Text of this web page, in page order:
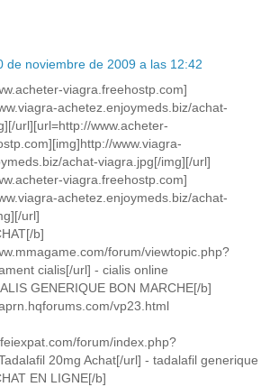
de noviembre de 2009 a las 12:42
viagra.freehostp.com]
achetez.enjoymeds.biz/achat-
url][url=http://www.acheter-
www.viagra-
achat-viagra.jpg[/img][/url]
viagra.freehostp.com]
achetez.enjoymeds.biz/achat-
url]
b]
forum/viewtopic.php?
cialis[/url] - cialis online
GENERIQUE BON MARCHE[/b]
vp23.html
forum/index.php?
20mg Achat[/url] - tadalafil generique
EN LIGNE[/b]